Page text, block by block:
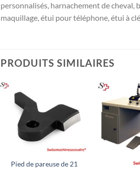
personnalisés, harnachement de cheval,
maquillage, étui pour téléphone, étui à
PRODUITS SIMILAIRES
Pied de pareuse de 21